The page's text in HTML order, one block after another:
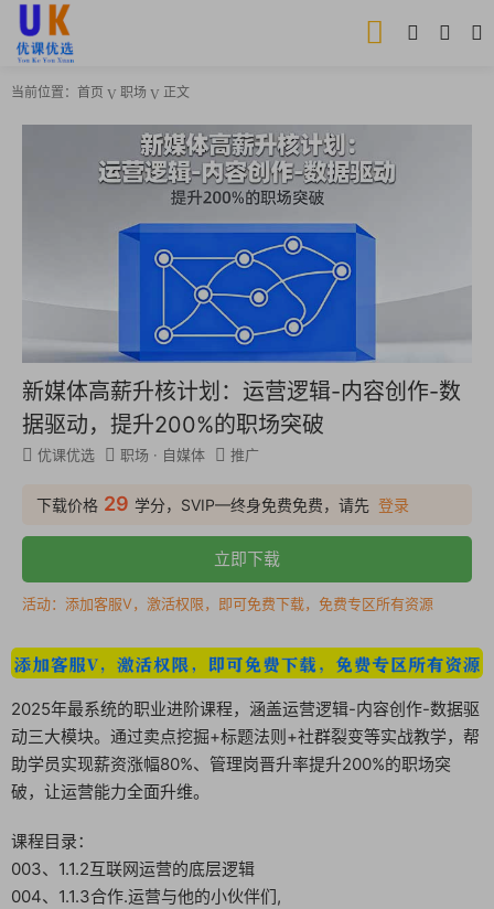
当前位置： 首页 职场 正文
新媒体高薪升核计划：运营逻辑-内容创作-数
据驱动，提升200%的职场突破
优课优选 职场 · 自媒体 推广
下载价格 29 学分，SVIP—终身免费免费，请先 登录
立即下载
活动：添加客服V，激活权限，即可免费下载，免费专区所有资源
2025年最系统的职业进阶课程，涵盖运营逻辑-内容创作-数据驱
动三大模块。通过卖点挖掘+标题法则+社群裂变等实战教学，帮
助学员实现薪资涨幅80%、管理岗晋升率提升200%的职场突
破，让运营能力全面升维。
课程目录：
003、1.1.2互联网运营的底层逻辑
004、1.1.3合作.运营与他的小伙伴们,